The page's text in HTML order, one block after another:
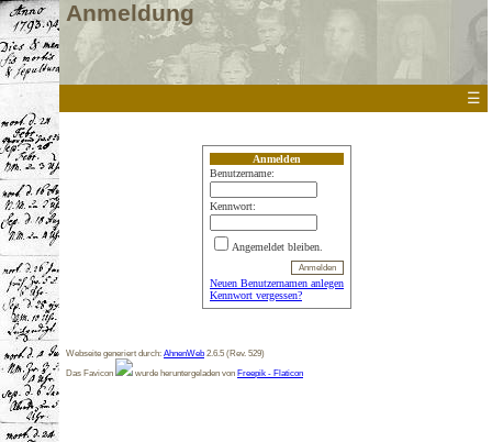
Anmeldung
☰
Anmelden
Benutzername:
Kennwort:
Angemeldet bleiben.
Neuen Benutzernamen anlegen
Kennwort vergessen?
Webseite generiert durch: AhnenWeb 2.6.5 (Rev. 529)
Das Favicon
wurde heruntergeladen von Freepik - Flaticon